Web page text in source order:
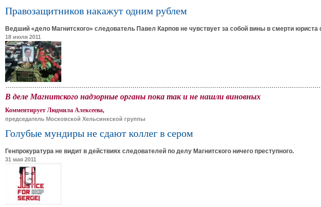
Правозащитников накажут одним рублем
Ведший «дело Магнитского» следователь Павел Карпов не чувствует за собой вины в смерти
18 июля 2011
В деле Магнитского надзорные органы пока так и не нашли виновных
Комментирует Людмила Алексеева,
председатель Московской Хельсинкской группы
Голубые мундиры не сдают коллег в сером
Генпрокуратура не видит в действиях следователей по делу Магнитского ничего преступного.
31 мая 2011